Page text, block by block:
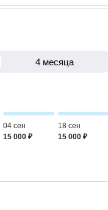
4 месяца
04 сен
15 000 ₽
18 сен
15 000 ₽